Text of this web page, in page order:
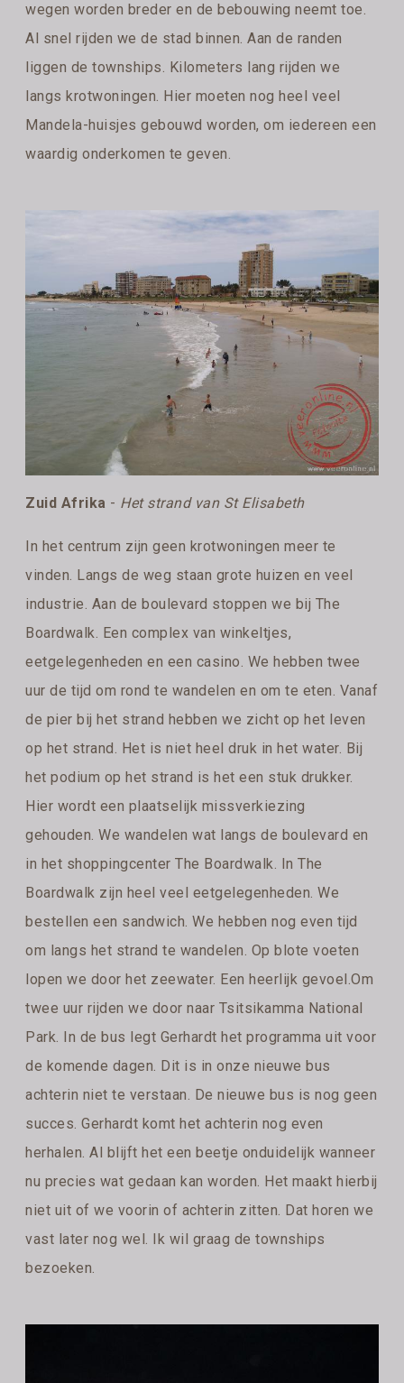
wegen worden breder en de bebouwing neemt toe.
Al snel rijden we de stad binnen. Aan de randen
liggen de townships. Kilometers lang rijden we
langs krotwoningen. Hier moeten nog heel veel
Mandela-huisjes gebouwd worden, om iedereen een
waardig onderkomen te geven.
Zuid Afrika - Het strand van St Elisabeth
In het centrum zijn geen krotwoningen meer te
vinden. Langs de weg staan grote huizen en veel
industrie. Aan de boulevard stoppen we bij The
Boardwalk. Een complex van winkeltjes,
eetgelegenheden en een casino. We hebben twee
uur de tijd om rond te wandelen en om te eten. Vanaf
de pier bij het strand hebben we zicht op het leven
op het strand. Het is niet heel druk in het water. Bij
het podium op het strand is het een stuk drukker.
Hier wordt een plaatselijk missverkiezing
gehouden. We wandelen wat langs de boulevard en
in het shoppingcenter The Boardwalk. In The
Boardwalk zijn heel veel eetgelegenheden. We
bestellen een sandwich. We hebben nog even tijd
om langs het strand te wandelen. Op blote voeten
lopen we door het zeewater. Een heerlijk gevoel.Om
twee uur rijden we door naar Tsitsikamma National
Park. In de bus legt Gerhardt het programma uit voor
de komende dagen. Dit is in onze nieuwe bus
achterin niet te verstaan. De nieuwe bus is nog geen
succes. Gerhardt komt het achterin nog even
herhalen. Al blijft het een beetje onduidelijk wanneer
nu precies wat gedaan kan worden. Het maakt hierbij
niet uit of we voorin of achterin zitten. Dat horen we
vast later nog wel. Ik wil graag de townships
bezoeken.